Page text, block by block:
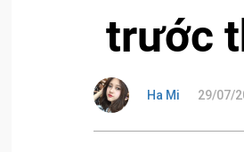
trước
Ha Mi 29/07/